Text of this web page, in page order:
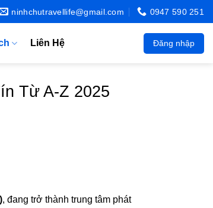
ninhchutravellife@gmail.com 0947 590 251
Liên Hệ Đăng nhập
Từ A-Z 2025
, đang trở thành trung tâm phát